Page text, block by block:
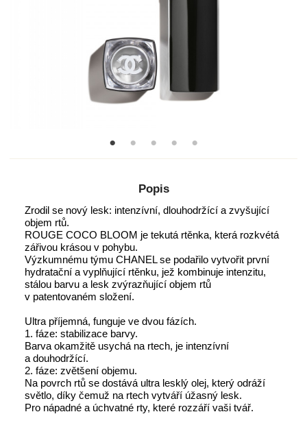
Popis
Zrodil se nový lesk: intenzívní, dlouhodržící a zvyšující
objem rtů.
ROUGE COCO BLOOM je tekutá rtěnka, která rozkvétá
zářivou krásou v pohybu.
Výzkumnému týmu CHANEL se podařilo vytvořit první
hydratační a vyplňující rtěnku, jež kombinuje intenzitu,
stálou barvu a lesk zvýrazňující objem rtů
v patentovaném složení.
Ultra příjemná, funguje ve dvou fázích.
1. fáze: stabilizace barvy.
Barva okamžitě usychá na rtech, je intenzívní
a douhodržící.
2. fáze: zvětšení objemu.
Na povrch rtů se dostává ultra lesklý olej, který odráží
světlo, díky čemuž na rtech vytváří úžasný lesk.
Pro nápadné a úchvatné rty, které rozzáří vaši tvář.